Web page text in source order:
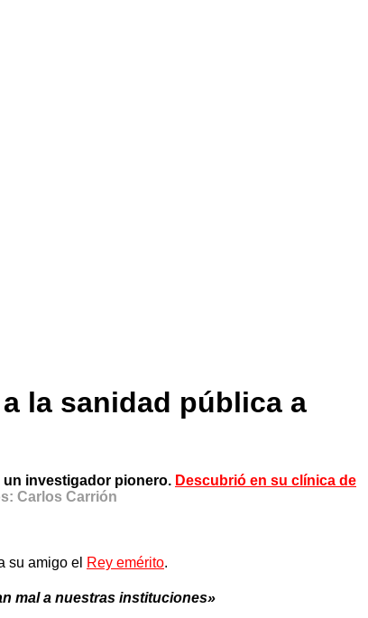
la sanidad pública a
un investigador pionero. Descubrió en su clínica de
Carlos Carrión
su amigo el Rey emérito.
mal a nuestras instituciones»